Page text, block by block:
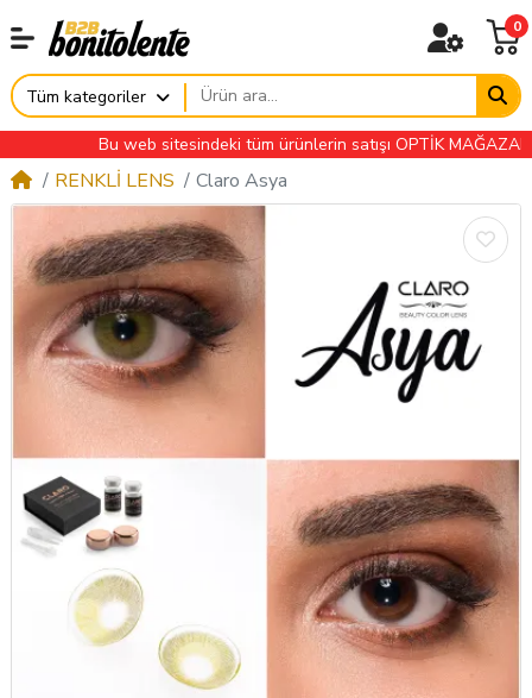
0
Tüm kategoriler
Bu web sitesindeki tüm ürünlerin satışı OPTİK
RENKLİ LENS Claro Asya